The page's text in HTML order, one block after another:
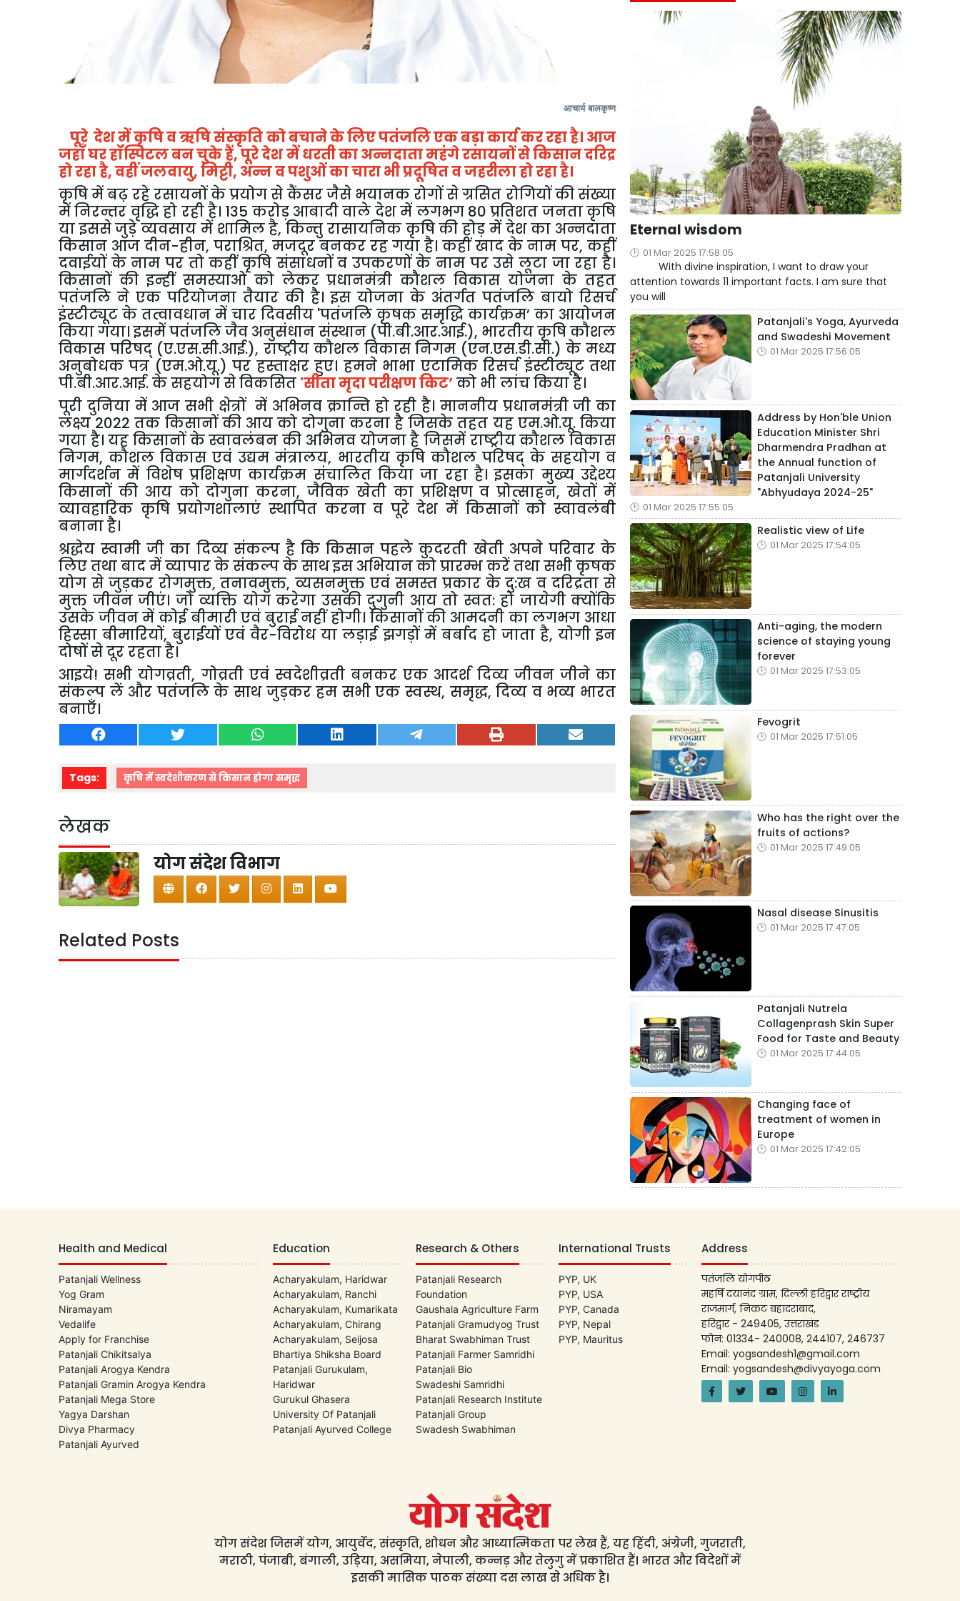
आचार्य बालकृष्ण
पूरे देश में कृषि व ऋषि संस्कृति को बचाने के लिए पतंजलि एक बड़ा कार्य कर रहा है। आज
जहाँ घर हॉस्पिटल बन चुके हैं,पूरे देश में धरती का अन्नदाता महंगे रसायनों से किसान दरिद्र
हो रहा है,वहीं जलवायु,मिट्टी, अन्न व पशुओं का चारा भी प्रदूषित व जहरीला हो रहा है।
कृषि में बढ़ रहे रसायनों के प्रयोग से कैंसर जैसे भयानक रोगों से ग्रसित रोगियों की संख्या
में निरन्तर वृद्धि हो रही है। 135 करोड़ आबादी वाले देश में लगभग 80 प्रतिशत जनता कृषि
या इससे जुड़े व्यवसाय में शामिल है,किन्तु रासायनिक कृषि की होड़ में देश का अन्नदाता
किसान आज दीन-हीन, पराश्रित, मजदूर बनकर रह गया है। कहीं खाद के नाम पर, कहीं
दवाईयों के नाम पर तो कहीं कृषि संसाधनों व उपकरणों के नाम पर उसे लूटा जा रहा है।
किसानों की इन्हीं समस्याओं को लेकर प्रधानमंत्री कौशल विकास योजना के तहत
पतंजलि ने एक परियोजना तैयार की है। इस योजना के अंतर्गत पतंजलि बायो रिसर्च
इंस्टीट्यूट के तत्वावधान में चार दिवसीय 'पतंजलि कृषक समृद्धि कार्यक्रम’का आयोजन
किया गया। इसमें पतंजलि जैव अनुसंधान संस्थान (पी.बी.आर.आई.), भारतीय कृषि कौशल
विकास परिषद् (ए.एस.सी.आई.), राष्ट्रीय कौशल विकास निगम (एन.एस.डी.सी.) के मध्य
अनुबोधक पत्र (एम.ओ.यू.) पर हस्ताक्षर हुए। हमने भाभा एटामिक रिसर्च इंस्टीट्यूट तथा
पी.बी.आर.आई. के सहयोग से विकसित 'सीता मृदा परीक्षण किट’को भी लांच किया है।
पूरी दुनिया में आज सभी क्षेत्रों में अभिनव क्रान्ति हो रही है। माननीय प्रधानमंत्री जी का
लक्ष्य 2022 तक किसानों की आय को दोगुना करना है जिसके तहत यह एम.ओ.यू. किया
गया है। यह किसानों के स्वावलंबन की अभिनव योजना है जिसमें राष्ट्रीय कौशल विकास
निगम,कौशल विकास एवं उद्यम मंत्रालय, भारतीय कृषि कौशल परिषद् के सहयोग व
मार्गदर्शन में विशेष प्रशिक्षण कार्यक्रम संचालित किया जा रहा है। इसका मुख्य उद्देश्य
किसानों की आय को दोगुना करना,जैविक खेती का प्रशिक्षण व प्रोत्साहन,खेतों में
व्यावहारिक कृषि प्रयोगशालाएं स्थापित करना व पूरे देश में किसानों को स्वावलंबी
बनाना है।
श्रद्धेय स्वामी जी का दिव्य संकल्प है कि किसान पहले कुदरती खेती अपने परिवार के
लिए तथा बाद में व्यापार के संकल्प के साथ इस अभियान को प्रारम्भ करें तथा सभी कृषक
योग से जुड़कर रोगमुक्त,तनावमुक्त,व्यसनमुक्त एवं समस्त प्रकार के दु:ख व दरिद्रता से
मुक्त जीवन जीएं। जो व्यक्ति योग करेगा उसकी दुगुनी आय तो स्वत: हो जायेगी क्योंकि
उसके जीवन में कोई बीमारी एवं बुराई नहीं होगी। किसानों की आमदनी का लगभग आधा
हिस्सा बीमारियों,बुराईयों एवं वैर-विरोध या लड़ाई झगड़ों में बर्बाद हो जाता है, योगी इन
दोषों से दूर रहता है।
आइये! सभी योगव्रती, गोव्रती एवं स्वदेशीव्रती बनकर एक आदर्श दिव्य जीवन जीने का
संकल्प लें और पतंजलि के साथ जुड़कर हम सभी एक स्वस्थ, समृद्ध,दिव्य व भव्य भारत
बनाएँ।
Tags: कृषि में स्वदेशीकरण से किसान होगा समृद्ध
लेखक
योग संदेश विभाग
Related Posts
Eternal wisdom
01 Mar 2025 17:58:05
With divine inspiration, I want to draw your
attention towards 11 important facts. I am sure that
you will
Patanjali's Yoga, Ayurveda
and Swadeshi Movement
01 Mar 2025 17:56:05
Address by Hon'ble Union
Education Minister Shri
Dharmendra Pradhan at
the Annual function of
Patanjali University
"Abhyudaya 2024-25"
01 Mar 2025 17:55:05
Realistic view of Life
01 Mar 2025 17:54:05
Anti-aging, the modern
science of staying young
forever
01 Mar 2025 17:53:05
Fevogrit
01 Mar 2025 17:51:05
Who has the right over the
fruits of actions?
01 Mar 2025 17:49:05
Nasal disease Sinusitis
01 Mar 2025 17:47:05
Patanjali Nutrela
Collagenprash Skin Super
Food for Taste and Beauty
01 Mar 2025 17:44:05
Changing face of
treatment of women in
Europe
01 Mar 2025 17:42:05
Health and Medical
Patanjali Wellness
Yog Gram
Niramayam
Vedalife
Apply for Franchise
Patanjali Chikitsalya
Patanjali Arogya Kendra
Patanjali Gramin Arogya Kendra
Patanjali Mega Store
Yagya Darshan
Divya Pharmacy
Patanjali Ayurved
Education
Acharyakulam, Haridwar
Acharyakulam, Ranchi
Acharyakulam, Kumarikata
Acharyakulam, Chirang
Acharyakulam, Seijosa
Bhartiya Shiksha Board
Patanjali Gurukulam,
Haridwar
Gurukul Ghasera
University Of Patanjali
Patanjali Ayurved College
Research & Others
Patanjali Research
Foundation
Gaushala Agriculture Farm
Patanjali Gramudyog Trust
Bharat Swabhiman Trust
Patanjali Farmer Samridhi
Patanjali Bio
Swadeshi Samridhi
Patanjali Research Institute
Patanjali Group
Swadesh Swabhiman
International Trusts
PYP, UK
PYP, USA
PYP, Canada
PYP, Nepal
PYP, Mauritus
Address
पतंजलि योगपीठ
महर्षि दयानंद ग्राम, दिल्ली हरिद्वार राष्ट्रीय
राजमार्ग, निकट बहादराबाद,
हरिद्वार - 249405, उत्तराखंड
फोन: 01334- 240008, 244107, 246737
Email: yogsandesh1@gmail.com
Email: yogsandesh@divyayoga.com
योग संदेश जिसमें योग, आयुर्वेद, संस्कृति, शोधन और आध्यात्मिकता पर लेख हैं, यह हिंदी, अंग्रेजी, गुजराती,
मराठी, पंजाबी, बंगाली, उड़िया, असमिया, नेपाली, कन्नड़ और तेलुगु में प्रकाशित हैं। भारत और विदेशों में
इसकी मासिक पाठक संख्या दस लाख से अधिक है।